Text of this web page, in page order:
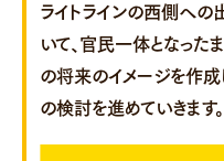
ライトラインの西側へ
いて、官民一体となった
の将来のイメージを作成
の検討を進めていきます。